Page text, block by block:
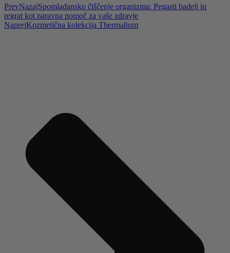
PrevNazajSpomladansko čiščenje organizma: Pegasti badelj in
regrat kot naravna pomoč za vaše zdravje
NaprejKozmetična kolekcija Thermalium